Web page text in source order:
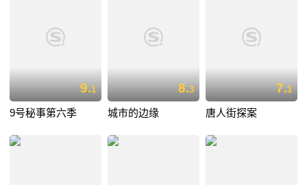
9.1
9号秘事第六季
8.3
城市的边缘
7.1
唐人街探案